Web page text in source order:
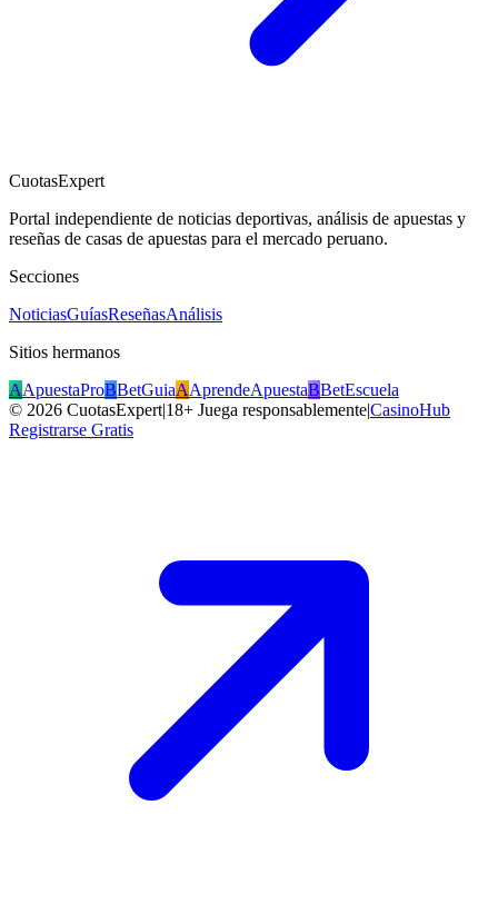
CuotasExpert
Portal independiente de noticias deportivas, análisis de apuestas y
reseñas de casas de apuestas para el mercado peruano.
Secciones
NoticiasGuíasReseñasAnálisis
Sitios hermanos
AApuestaProBBetGuiaAAprendeApuestaBBetEscuela
© 2026 CuotasExpert|18+ Juega responsablemente|CasinoHub
Registrarse Gratis